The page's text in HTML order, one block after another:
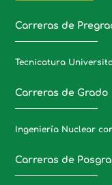
Carreras de
Tecnicatura
Carreras de Grado
Ingeniería Nuclear
Carreras de